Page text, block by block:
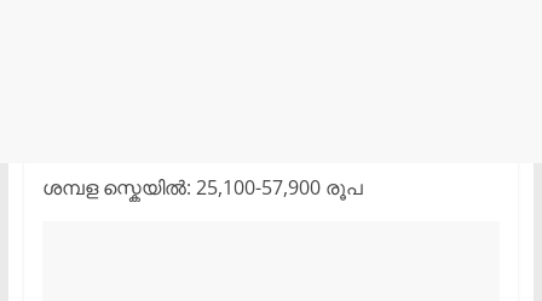
ശമ്പള സ്കെയിൽ: 25,100-57,900 രൂപ